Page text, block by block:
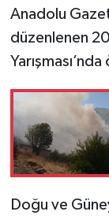
Anadolu
düzenlenen
Doğu ve